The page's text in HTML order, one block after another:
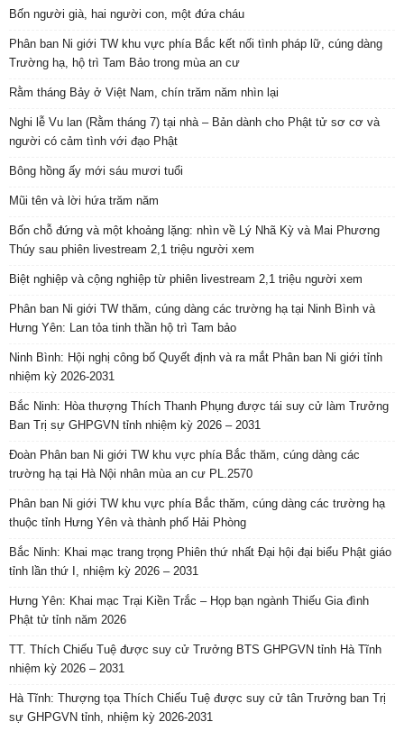
Bốn người già, hai người con, một đứa cháu
Phân ban Ni giới TW khu vực phía Bắc kết nối tình pháp lữ, cúng dàng
Trường hạ, hộ trì Tam Bảo trong mùa an cư
Rằm tháng Bảy ở Việt Nam, chín trăm năm nhìn lại
Nghi lễ Vu lan (Rằm tháng 7) tại nhà – Bản dành cho Phật tử sơ cơ và
người có cảm tình với đạo Phật
Bông hồng ấy mới sáu mươi tuổi
Mũi tên và lời hứa trăm năm
Bốn chỗ đứng và một khoảng lặng: nhìn về Lý Nhã Kỳ và Mai Phương
Thúy sau phiên livestream 2,1 triệu người xem
Biệt nghiệp và cộng nghiệp từ phiên livestream 2,1 triệu người xem
Phân ban Ni giới TW thăm, cúng dàng các trường hạ tại Ninh Bình và
Hưng Yên: Lan tỏa tinh thần hộ trì Tam bảo
Ninh Bình: Hội nghị công bố Quyết định và ra mắt Phân ban Ni giới tỉnh
nhiệm kỳ 2026-2031
Bắc Ninh: Hòa thượng Thích Thanh Phụng được tái suy cử làm Trưởng
Ban Trị sự GHPGVN tỉnh nhiệm kỳ 2026 – 2031
Đoàn Phân ban Ni giới TW khu vực phía Bắc thăm, cúng dàng các
trường hạ tại Hà Nội nhân mùa an cư PL.2570
Phân ban Ni giới TW khu vực phía Bắc thăm, cúng dàng các trường hạ
thuộc tỉnh Hưng Yên và thành phố Hải Phòng
Bắc Ninh: Khai mạc trang trọng Phiên thứ nhất Đại hội đại biểu Phật giáo
tỉnh lần thứ I, nhiệm kỳ 2026 – 2031
Hưng Yên: Khai mạc Trại Kiền Trắc – Họp bạn ngành Thiếu Gia đình
Phật tử tỉnh năm 2026
TT. Thích Chiếu Tuệ được suy cử Trưởng BTS GHPGVN tỉnh Hà Tĩnh
nhiệm kỳ 2026 – 2031
Hà Tĩnh: Thượng tọa Thích Chiếu Tuệ được suy cử tân Trưởng ban Trị
sự GHPGVN tỉnh, nhiệm kỳ 2026-2031